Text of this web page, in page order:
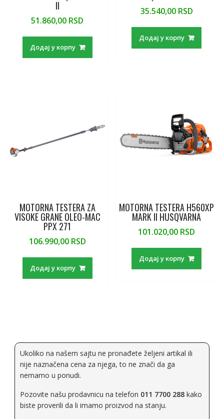
II
51.860,00 RSD
Додај у корпу
35.540,00 RSD
Додај у корпу
MOTORNA TESTERA ZA
VISOKE GRANE OLEO-MAC
PPX 271
106.990,00 RSD
Додај у корпу
MOTORNA TESTERA H560XP
MARK II HUSQVARNA
101.020,00 RSD
Додај у корпу
Ukoliko na našem sajtu ne pronađete željeni artikal ili
nije naznačena cena za njega, to ne znači da ga
nemamo u ponudi.
Pozovite našu prodavnicu na telefon 011 7700 288kako
biste proverili da li imamo proizvod na stanju.